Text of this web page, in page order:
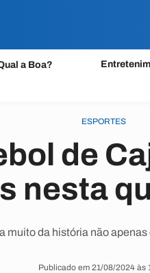
a Boa?
ESPORTES
de
nesta
muito da história não
Publicado em 21/08/2024 às